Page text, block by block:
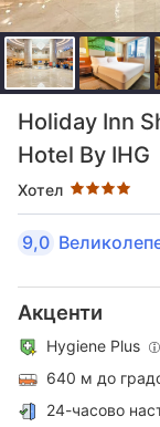
Holiday Inn
Hotel By IHG
Хотел
Оценка в
9,0
Акценти
Hygiene Plus
640 м до
24-часово